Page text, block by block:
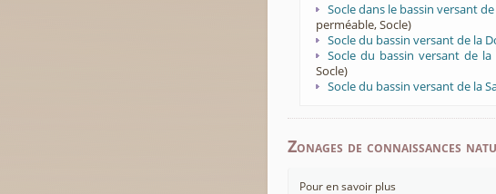
Socle dans le bassin versant
perméable, Socle)
Socle du bassin versant de la
Socle du bassin versant de
Socle)
Socle du bassin versant de la
Zonages de connaissances
Pour en savoir plus